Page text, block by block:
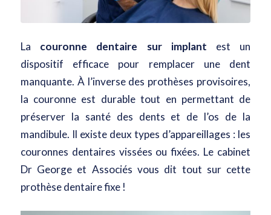
La couronne dentaire sur implant est un
dispositif efficace pour remplacer une dent
manquante. À l’inverse des prothèses provisoires,
la couronne est durable tout en permettant de
préserver la santé des dents et de l’os de la
mandibule. Il existe deux types d’appareillages : les
couronnes dentaires vissées ou fixées. Le cabinet
Dr George et Associés vous dit tout sur cette
prothèse dentaire fixe !